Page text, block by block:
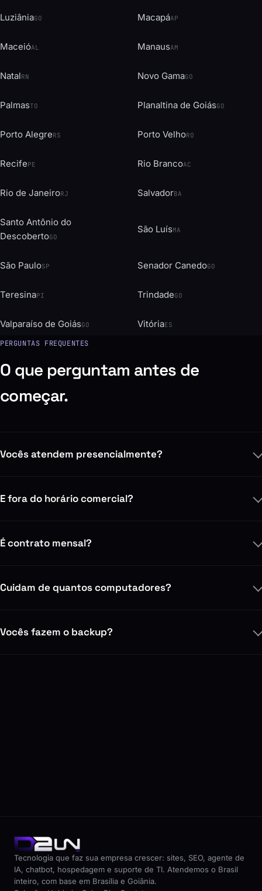
LuziâniaGO MacapáAP
MaceióAL ManausAM
NatalRN Novo GamaGO
PalmasTO Planaltina de GoiásGO
Porto AlegreRS Porto VelhoRO
RecifePE Rio BrancoAC
Rio de JaneiroRJ SalvadorBA
Santo Antônio do
DescobertoGO
São LuísMA
São PauloSP Senador CanedoGO
TeresinaPI TrindadeGO
Valparaíso de GoiásGO VitóriaES
PERGUNTAS FREQUENTES
O que perguntam antes de
começar.
Vocês atendem presencialmente?
E fora do horário comercial?
É contrato mensal?
Cuidam de quantos computadores?
Vocês fazem o backup?
Tecnologia que faz sua empresa crescer: sites, SEO, agente de
IA, chatbot, hospedagem e suporte de TI. Atendemos o Brasil
inteiro, com base em Brasília e Goiânia.